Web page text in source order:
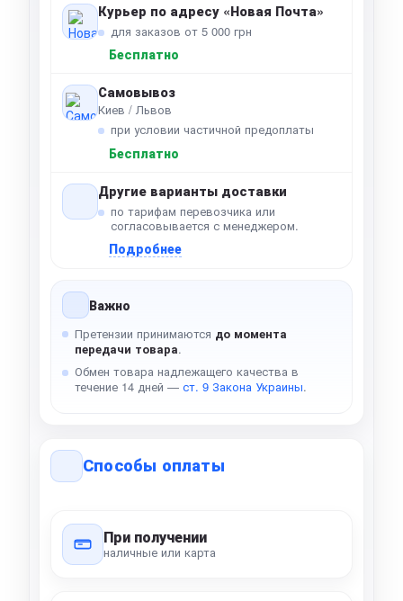
Курьер по адресу «Новая Почта»
для заказов от 5 000 грн
Бесплатно
Самовывоз
Киев / Львов
при условии частичной предоплаты
Бесплатно
Другие варианты доставки
по тарифам перевозчика или
согласовывается с менеджером.
Подробнее
Важно
Претензии принимаются до момента
передачи товара.
Обмен товара надлежащего качества в
течение 14 дней — ст. 9 Закона Украины.
Способы оплаты
При получении
наличные или карта